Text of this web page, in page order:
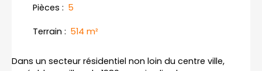
Pièces : 5
Terrain : 514 m²
Dans un secteur résidentiel non loin du centre ville,